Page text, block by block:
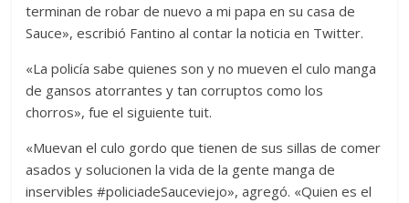
terminan de robar de nuevo a mi papa en su casa de
Sauce», escribió Fantino al contar la noticia en Twitter.
«La policía sabe quienes son y no mueven el culo manga
de gansos atorrantes y tan corruptos como los
chorros», fue el siguiente tuit.
«Muevan el culo gordo que tienen de sus sillas de comer
asados y solucionen la vida de la gente manga de
inservibles #policiadeSauceviejo», agregó. «Quien es el